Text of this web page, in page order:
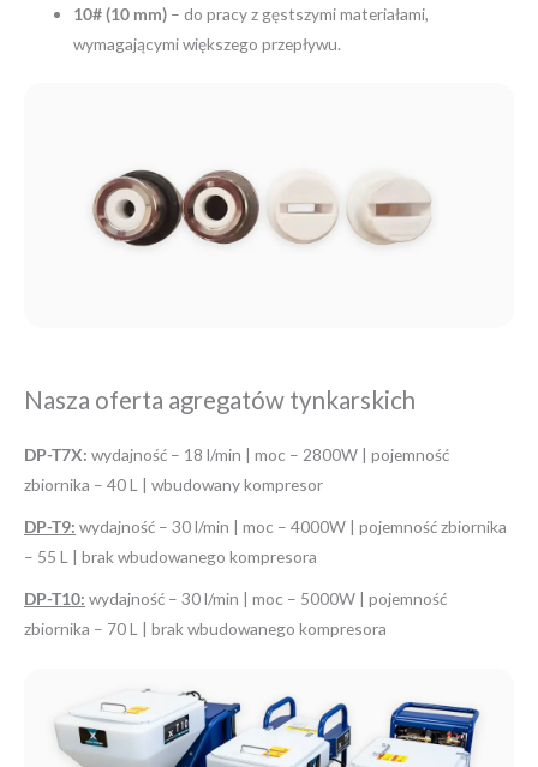
10# (10 mm) – do pracy z gęstszymi materiałami,
wymagającymi większego przepływu.
Nasza oferta agregatów tynkarskich
DP-T7X: wydajność – 18 l/min | moc – 2800W | pojemność
zbiornika – 40 L | wbudowany kompresor
DP-T9: wydajność – 30 l/min | moc – 4000W | pojemność zbiornika
– 55 L | brak wbudowanego kompresora
DP-T10: wydajność – 30 l/min | moc – 5000W | pojemność
zbiornika – 70 L | brak wbudowanego kompresora